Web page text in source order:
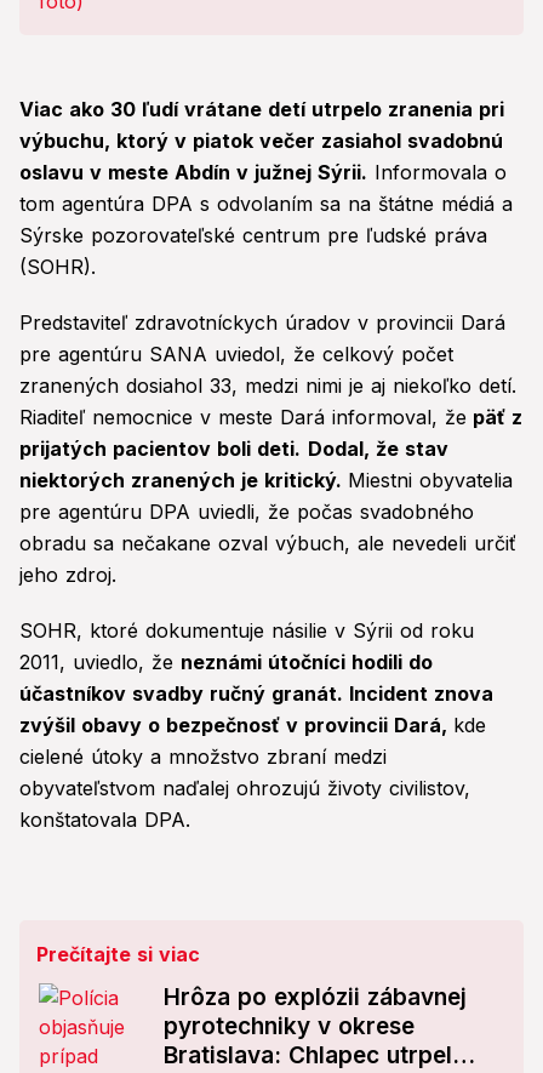
Viac ako 30 ľudí vrátane detí utrpelo zranenia pri
výbuchu, ktorý v piatok večer zasiahol svadobnú
oslavu v meste Abdín v južnej Sýrii. Informovala o
tom agentúra DPA s odvolaním sa na štátne médiá a
Sýrske pozorovateľské centrum pre ľudské práva
(SOHR).
Predstaviteľ zdravotníckych úradov v provincii Dará
pre agentúru SANA uviedol, že celkový počet
zranených dosiahol 33, medzi nimi je aj niekoľko detí.
Riaditeľ nemocnice v meste Dará informoval, že päť z
prijatých pacientov boli deti. Dodal, že stav
niektorých zranených je kritický. Miestni obyvatelia
pre agentúru DPA uviedli, že počas svadobného
obradu sa nečakane ozval výbuch, ale nevedeli určiť
jeho zdroj.
SOHR, ktoré dokumentuje násilie v Sýrii od roku
2011, uviedlo, že neznámi útočníci hodili do
účastníkov svadby ručný granát. Incident znova
zvýšil obavy o bezpečnosť v provincii Dará, kde
cielené útoky a množstvo zbraní medzi
obyvateľstvom naďalej ohrozujú životy civilistov,
konštatovala DPA.
Prečítajte si viac
Hrôza po explózii zábavnej
pyrotechniky v okrese
Bratislava: Chlapec utrpel